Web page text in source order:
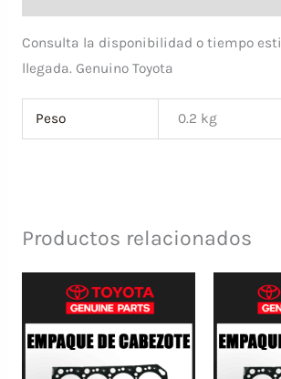
Consulta la disponibilidad o tiempo
llegada. Genuino Toyota
Peso 0.2 kg
Productos relacionados